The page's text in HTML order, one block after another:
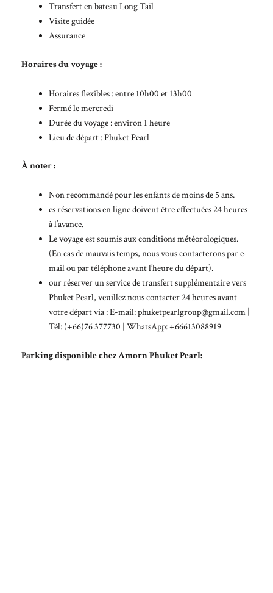
Transfert en bateau Long Tail
Visite guidée
Assurance
Horaires du voyage :
Horaires flexibles : entre 10h00 et 13h00
Fermé le mercredi
Durée du voyage : environ 1 heure
Lieu de départ : Phuket Pearl
À noter :
Non recommandé pour les enfants de moins de 5 ans.
es réservations en ligne doivent être effectuées 24 heures
à l’avance.
Le voyage est soumis aux conditions météorologiques.
(En cas de mauvais temps, nous vous contacterons par e-
mail ou par téléphone avant l’heure du départ).
our réserver un service de transfert supplémentaire vers
Phuket Pearl, veuillez nous contacter 24 heures avant
votre départ via : E-mail:phuketpearlgroup@gmail.com
Tél: (+66)76 377730 | WhatsApp: +66613088919
Parking disponible chez Amorn Phuket Pearl: